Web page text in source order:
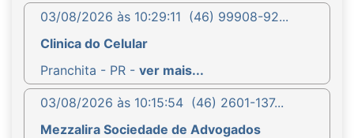
03/08/2026 às 10:29:11 (46) 99908-92...
Clinica do Celular
Pranchita - PR - ver mais...
03/08/2026 às 10:15:54 (46) 2601-137...
Mezzalira Sociedade de Advogados